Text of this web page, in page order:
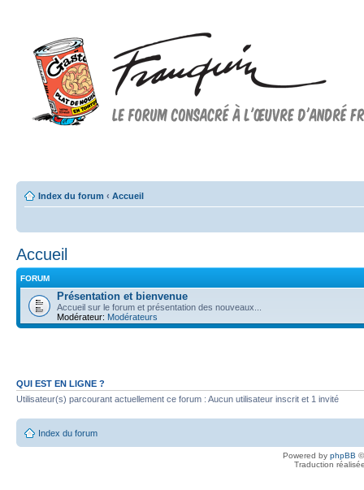
Index du forum ‹ Accueil
Accueil
FORUM
Présentation et bienvenue
Accueil sur le forum et présentation des nouveaux...
Modérateur: Modérateurs
QUI EST EN LIGNE ?
Utilisateur(s) parcourant actuellement ce forum : Aucun utilisateur inscrit et 1 invité
Index du forum
Powered by phpBB
Traduction